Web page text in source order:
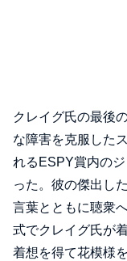
クレイグ氏の最後
な障害を克服した
れるESPY賞内の
った。彼の傑出し
言葉とともに聴衆
式でクレイグ氏が
着想を得て花模様